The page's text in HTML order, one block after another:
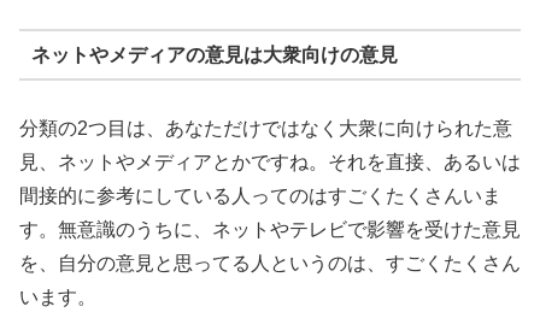
ネットやメディアの意見は大衆向けの意見
分類の2つ目は、あなただけではなく大衆に向けられた意
見、ネットやメディアとかですね。それを直接、あるいは
間接的に参考にしている人ってのはすごくたくさんいま
す。無意識のうちに、ネットやテレビで影響を受けた意見
を、自分の意見と思ってる人というのは、すごくたくさん
います。